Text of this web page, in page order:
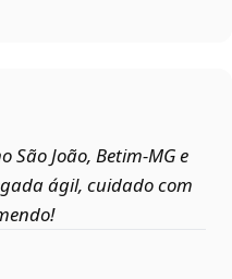
São João, Betim‑MG e
ágil, cuidado com